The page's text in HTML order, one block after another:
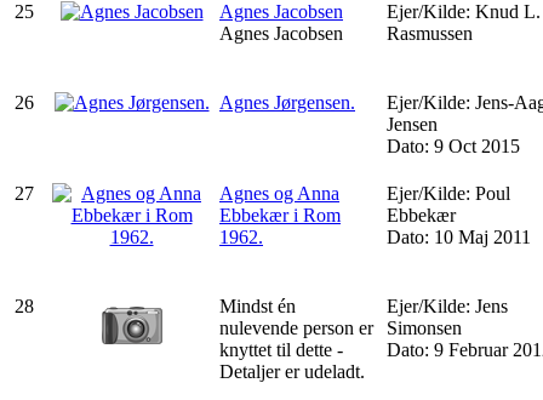
25
Agnes Jacobsen
Agnes Jacobsen
Ejer/Kilde: Knud L.
Rasmussen
26 Agnes Jørgensen.
Ejer/Kilde: Jens-
Jensen
Dato: 9 Oct 2015
27
Agnes og Anna
Ebbekær i Rom
1962.
Ejer/Kilde: Poul
Ebbekær
Dato: 10 Maj 2011
28
Mindst én
nulevende person er
knyttet til dette -
Detaljer er udeladt.
Ejer/Kilde: Jens
Simonsen
Dato: 9 Februar